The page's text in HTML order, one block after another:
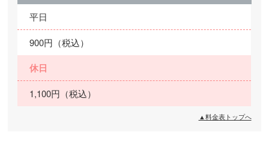
平日
900円（税込）
休日
1,100円（税込）
▲料金表トップへ